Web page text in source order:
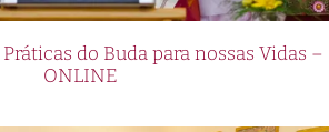
do Buda para nossas Vidas –
ONLINE